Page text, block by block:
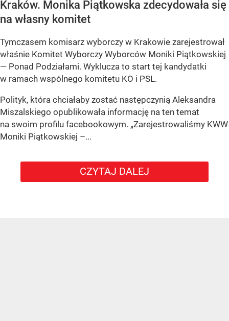
Kraków. Monika Piątkowska zdecydowała się
na własny komitet
Tymczasem komisarz wyborczy w Krakowie zarejestrował
właśnie Komitet Wyborczy Wyborców Moniki Piątkowskiej
— Ponad Podziałami. Wyklucza to start tej kandydatki
w ramach wspólnego komitetu KO i PSL.
Polityk, która chciałaby zostać następczynią Aleksandra
Miszalskiego opublikowała informację na ten temat
na swoim profilu facebookowym. „Zarejestrowaliśmy KWW
Moniki Piątkowskiej –...
CZYTAJ DALEJ